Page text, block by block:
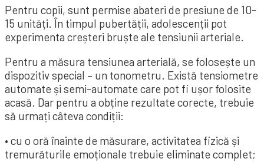
Pentru copii, sunt permise abateri de presiune de 10-
15 unități. În timpul pubertății, adolescenții pot
experimenta creșteri bruște ale tensiunii arteriale.
Pentru a măsura tensiunea arterială, se folosește un
dispozitiv special – un tonometru. Există tensiometre
automate și semi-automate care pot fi ușor folosite
acasă. Dar pentru a obține rezultate corecte, trebuie
să urmați câteva condiții:
• cu o oră înainte de măsurare, activitatea fizică și
tremurăturile emoționale trebuie eliminate complet;